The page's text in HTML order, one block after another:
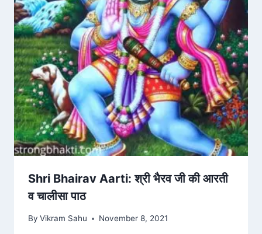
Shri Bhairav Aarti: श्री भैरव जी की आरती
व चालीसा पाठ
By Vikram Sahu November 8, 2021